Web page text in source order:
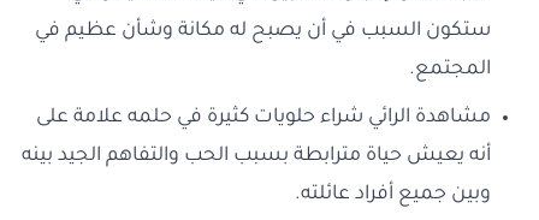
ستكون السبب في أن يصبح له مكانة وشأن عظيم في
المجتمع.
مشاهدة الرائي شراء حلويات كثيرة في حلمه علامة على
أنه يعيش حياة مترابطة بسبب الحب والتفاهم الجيد بينه
وبين جميع أفراد عائلته.